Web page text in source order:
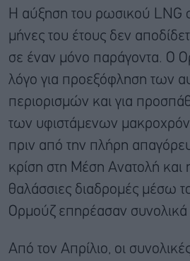
Η αύξηση του ρωσικού LNG
μήνες του έτους δεν
σε έναν μόνο παράγοντα. Ο
λόγο για προεξόφληση των
περιορισμών και για
των υφιστάμενων
πριν από την πλήρη
κρίση στη Μέση Ανατολή και
θαλάσσιες διαδρομές μέσω
Ορμούζ επηρέασαν συνολικά
Από τον Απρίλιο, οι